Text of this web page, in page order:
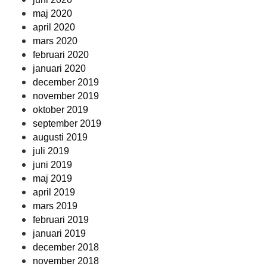
maj 2020
april 2020
mars 2020
februari 2020
januari 2020
december 2019
november 2019
oktober 2019
september 2019
augusti 2019
juli 2019
juni 2019
maj 2019
april 2019
mars 2019
februari 2019
januari 2019
december 2018
november 2018